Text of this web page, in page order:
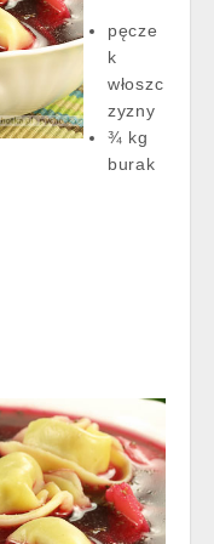
pęcze
k
włoszc
zyzny
¾ kg
burak